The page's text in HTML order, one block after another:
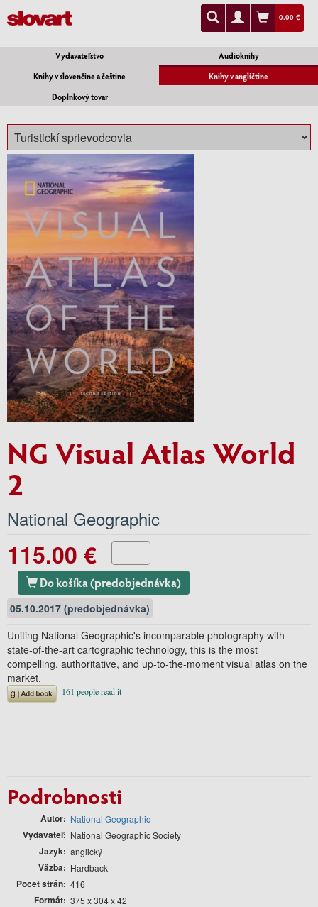
0.00 €
Vydavateľstvo
Audioknihy
Knihy v slovenčine a češtine
Knihy v angličtine
Doplnkový tovar
NG Visual Atlas World
2
National Geographic
115.00 €
Do košíka (predobjednávka)
05.10.2017 (predobjednávka)
Uniting National Geographic's incomparable photography with
state-of-the-art cartographic technology, this is the most
compelling, authoritative, and up-to-the-moment visual atlas on the
market.
Podrobnosti
Autor National Geographic
Vydavateľ National Geographic Society
Jazyk anglický
Väzba Hardback
Počet strán 416
Formát 375 x 304 x 42